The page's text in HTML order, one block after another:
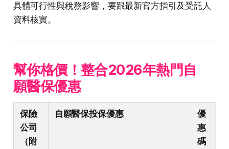
具體可行性與稅務影響，要跟最新官方指引及受託人
資料核實。
幫你格價！整合2026年熱門自
願醫保優惠
保險
公司
（附
自願醫保投保優惠
優
惠
碼